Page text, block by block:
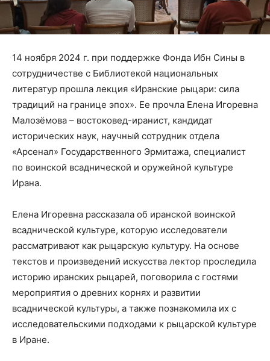
14 ноября 2024 г. при поддержке Фонда Ибн Сины в
сотрудничестве с Библиотекой национальных
литератур прошла лекция «Иранские рыцари: сила
традиций на границе эпох». Ее прочла Елена Игоревна
Малозёмова – востоковед-иранист, кандидат
исторических наук, научный сотрудник отдела
«Арсенал» Государственного Эрмитажа, специалист
по воинской всаднической и оружейной культуре
Ирана.
Елена Игоревна рассказала об иранской воинской
всаднической культуре, которую исследователи
рассматривают как рыцарскую культуру. На основе
текстов и произведений искусства лектор проследила
историю иранских рыцарей, поговорила с гостями
мероприятия о древних корнях и развитии
всаднической культуры, а также познакомила их с
исследовательскими подходами к рыцарской культуре
в Иране.